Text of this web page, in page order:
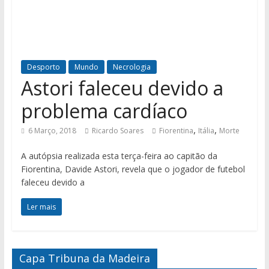
Desporto Mundo Necrologia
Astori faleceu devido a
problema cardíaco
6 Março, 2018 Ricardo Soares Fiorentina, Itália, Morte
A autópsia realizada esta terça-feira ao capitão da
Fiorentina, Davide Astori, revela que o jogador de futebol
faleceu devido a
Ler mais
Capa Tribuna da Madeira